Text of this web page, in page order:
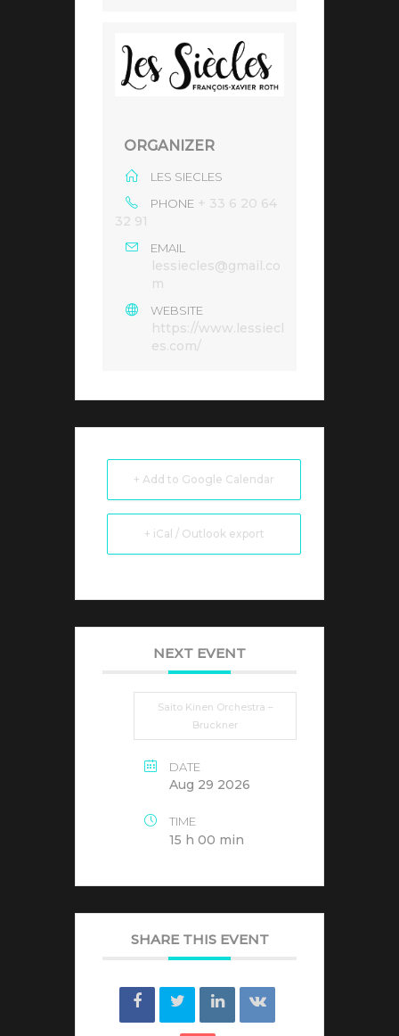
ORGANIZER
LES SIECLES
PHONE + 33 6 20 64
32 91
EMAIL
lessiecles@gmail.co
m
WEBSITE
https://www.lessiecl
es.com/
+ Add to Google Calendar
+ iCal / Outlook export
NEXT EVENT
Saito Kinen Orchestra –
Bruckner
DATE
Aug 29 2026
TIME
15 h 00 min
SHARE THIS EVENT